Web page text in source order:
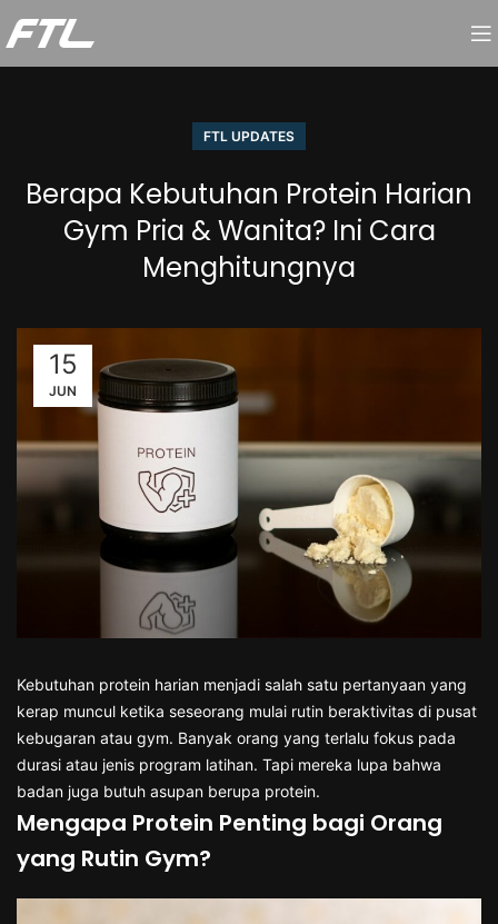
FTL UPDATES
Berapa Kebutuhan Protein Harian
Gym Pria & Wanita? Ini Cara
Menghitungnya
15
JUN
Kebutuhan protein harian menjadi salah satu pertanyaan yang
kerap muncul ketika seseorang mulai rutin beraktivitas di pusat
kebugaran atau gym. Banyak orang yang terlalu fokus pada
durasi atau jenis program latihan. Tapi mereka lupa bahwa
badan juga butuh asupan berupa protein.
Mengapa Protein Penting bagi Orang
yang Rutin Gym?